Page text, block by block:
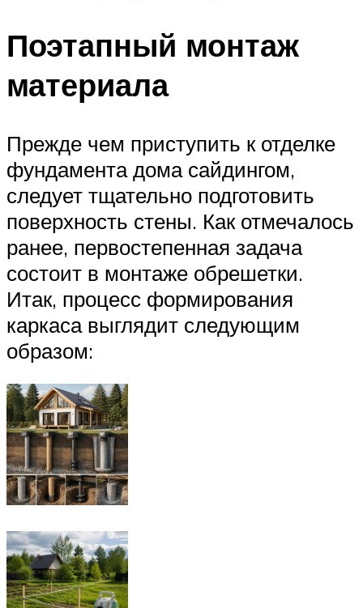
Поэтапный монтаж
материала
Прежде чем приступить к отделке
фундамента дома сайдингом,
следует тщательно подготовить
поверхность стены. Как отмечалось
ранее, первостепенная задача
состоит в монтаже обрешетки.
Итак, процесс формирования
каркаса выглядит следующим
образом: